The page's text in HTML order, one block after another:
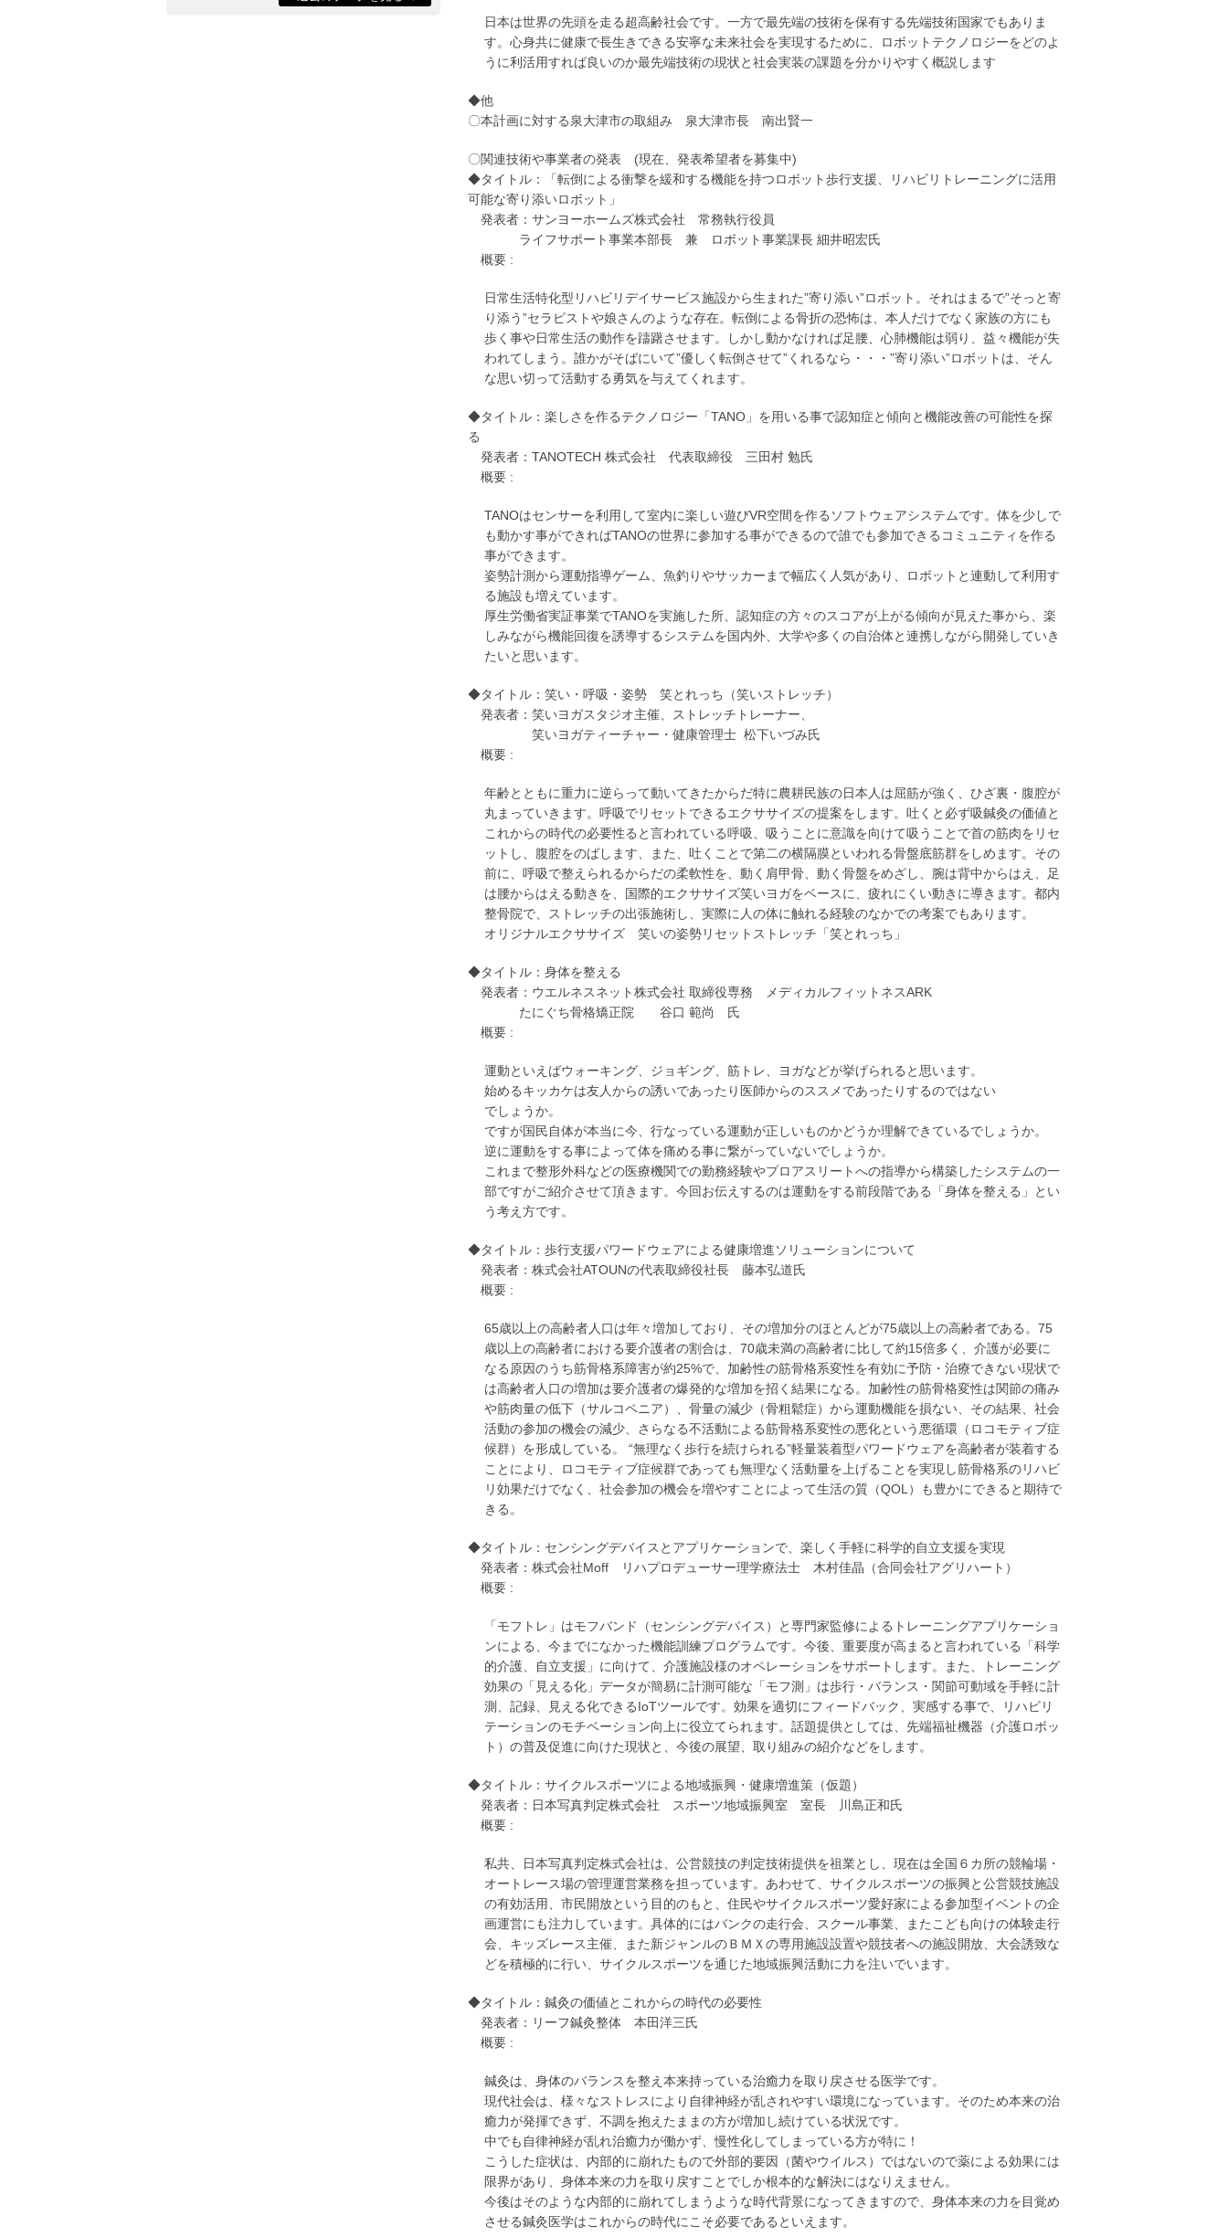
日本は世界の先頭を走る超高齢社会です。一方で最先端の技術を保有する先端技術国家でもありま
す。心身共に健康で長生きできる安寧な未来社会を実現するために、ロボットテクノロジーをどのよ
うに利活用すれば良いのか最先端技術の現状と社会実装の課題を分かりやすく概説します
◆他
〇本計画に対する泉大津市の取組み 泉大津市長 南出賢一
〇関連技術や事業者の発表 (現在、発表希望者を募集中)
◆タイトル：「転倒による衝撃を緩和する機能を持つロボット歩行支援、リハビリトレーニングに活用
可能な寄り添いロボット」
発表者：サンヨーホームズ株式会社 常務執行役員
ライフサポート事業本部長 兼 ロボット事業課長 細井昭宏氏
概要 :
日常生活特化型リハビリデイサービス施設から生まれた”寄り添い”ロボット。それはまるで”そっと寄
り添う”セラピストや娘さんのような存在。転倒による骨折の恐怖は、本人だけでなく家族の方にも
歩く事や日常生活の動作を躊躇させます。しかし動かなければ足腰、心肺機能は弱り、益々機能が失
われてしまう。誰かがそばにいて”優しく転倒させて”くれるなら・・・”寄り添い”ロボットは、そん
な思い切って活動する勇気を与えてくれます。
◆タイトル：楽しさを作るテクノロジー「TANO」を用いる事で認知症と傾向と機能改善の可能性を探
る
発表者：TANOTECH 株式会社 代表取締役 三田村 勉氏
概要 :
TANOはセンサーを利用して室内に楽しい遊びVR空間を作るソフトウェアシステムです。体を少しで
も動かす事ができればTANOの世界に参加する事ができるので誰でも参加できるコミュニティを作る
事ができます。
姿勢計測から運動指導ゲーム、魚釣りやサッカーまで幅広く人気があり、ロボットと連動して利用す
る施設も増えています。
厚生労働省実証事業でTANOを実施した所、認知症の方々のスコアが上がる傾向が見えた事から、楽
しみながら機能回復を誘導するシステムを国内外、大学や多くの自治体と連携しながら開発していき
たいと思います。
◆タイトル：笑い・呼吸・姿勢 笑とれっち（笑いストレッチ）
発表者：笑いヨガスタジオ主催、ストレッチトレーナー、
笑いヨガティーチャー・健康管理士 松下いづみ氏
概要 :
年齢とともに重力に逆らって動いてきたからだ特に農耕民族の日本人は屈筋が強く、ひざ裏・腹腔が
丸まっていきます。呼吸でリセットできるエクササイズの提案をします。吐くと必ず吸鍼灸の価値と
これからの時代の必要性ると言われている呼吸、吸うことに意識を向けて吸うことで首の筋肉をリセ
ットし、腹腔をのばします、また、吐くことで第二の横隔膜といわれる骨盤底筋群をしめます。その
前に、呼吸で整えられるからだの柔軟性を、動く肩甲骨、動く骨盤をめざし、腕は背中からはえ、足
は腰からはえる動きを、国際的エクササイズ笑いヨガをベースに、疲れにくい動きに導きます。都内
整骨院で、ストレッチの出張施術し、実際に人の体に触れる経験のなかでの考案でもあります。
オリジナルエクササイズ 笑いの姿勢リセットストレッチ「笑とれっち」
◆タイトル：身体を整える
発表者：ウエルネスネット株式会社 取締役専務 メディカルフィットネスARK
たにぐち骨格矯正院 谷口 範尚 氏
概要 :
運動といえばウォーキング、ジョギング、筋トレ、ヨガなどが挙げられると思います。
始めるキッカケは友人からの誘いであったり医師からのススメであったりするのではない
でしょうか。
ですが国民自体が本当に今、行なっている運動が正しいものかどうか理解できているでしょうか。
逆に運動をする事によって体を痛める事に繋がっていないでしょうか。
これまで整形外科などの医療機関での勤務経験やプロアスリートへの指導から構築したシステムの一
部ですがご紹介させて頂きます。今回お伝えするのは運動をする前段階である「身体を整える」とい
う考え方です。
◆タイトル：歩行支援パワードウェアによる健康増進ソリューションについて
発表者：株式会社ATOUNの代表取締役社長 藤本弘道氏
概要 :
65歳以上の高齢者人口は年々増加しており、その増加分のほとんどが75歳以上の高齢者である。75
歳以上の高齢者における要介護者の割合は、70歳未満の高齢者に比して約15倍多く、介護が必要に
なる原因のうち筋骨格系障害が約25%で、加齢性の筋骨格系変性を有効に予防・治療できない現状で
は高齢者人口の増加は要介護者の爆発的な増加を招く結果になる。加齢性の筋骨格変性は関節の痛み
や筋肉量の低下（サルコペニア）、骨量の減少（骨粗鬆症）から運動機能を損ない、その結果、社会
活動の参加の機会の減少、さらなる不活動による筋骨格系変性の悪化という悪循環（ロコモティブ症
候群）を形成している。 “無理なく歩行を続けられる”軽量装着型パワードウェアを高齢者が装着する
ことにより、ロコモティブ症候群であっても無理なく活動量を上げることを実現し筋骨格系のリハビ
リ効果だけでなく、社会参加の機会を増やすことによって生活の質（QOL）も豊かにできると期待で
きる。
◆タイトル：センシングデバイスとアプリケーションで、楽しく手軽に科学的自立支援を実現
発表者：株式会社Moff リハプロデューサー理学療法士 木村佳晶（合同会社アグリハート）
概要 :
「モフトレ」はモフバンド（センシングデバイス）と専門家監修によるトレーニングアプリケーショ
ンによる、今までになかった機能訓練プログラムです。今後、重要度が高まると言われている「科学
的介護、自立支援」に向けて、介護施設様のオペレーションをサポートします。また、トレーニング
効果の「見える化」データが簡易に計測可能な「モフ測」は歩行・バランス・関節可動域を手軽に計
測、記録、見える化できるIoTツールです。効果を適切にフィードバック、実感する事で、リハビリ
テーションのモチベーション向上に役立てられます。話題提供としては、先端福祉機器（介護ロボッ
ト）の普及促進に向けた現状と、今後の展望、取り組みの紹介などをします。
◆タイトル：サイクルスポーツによる地域振興・健康増進策（仮題）
発表者：日本写真判定株式会社 スポーツ地域振興室 室長 川島正和氏
概要 :
私共、日本写真判定株式会社は、公営競技の判定技術提供を祖業とし、現在は全国６カ所の競輪場・
オートレース場の管理運営業務を担っています。あわせて、サイクルスポーツの振興と公営競技施設
の有効活用、市民開放という目的のもと、住民やサイクルスポーツ愛好家による参加型イベントの企
画運営にも注力しています。具体的にはバンクの走行会、スクール事業、またこども向けの体験走行
会、キッズレース主催、また新ジャンルのＢＭＸの専用施設設置や競技者への施設開放、大会誘致な
どを積極的に行い、サイクルスポーツを通じた地域振興活動に力を注いでいます。
◆タイトル：鍼灸の価値とこれからの時代の必要性
発表者：リーフ鍼灸整体 本田洋三氏
概要 :
鍼灸は、身体のバランスを整え本来持っている治癒力を取り戻させる医学です。
現代社会は、様々なストレスにより自律神経が乱されやすい環境になっています。そのため本来の治
癒力が発揮できず、不調を抱えたままの方が増加し続けている状況です。
中でも自律神経が乱れ治癒力が働かず、慢性化してしまっている方が特に！
こうした症状は、内部的に崩れたもので外部的要因（菌やウイルス）ではないので薬による効果には
限界があり、身体本来の力を取り戻すことでしか根本的な解決にはなりえません。
今後はそのような内部的に崩れてしまうような時代背景になってきますので、身体本来の力を目覚め
させる鍼灸医学はこれからの時代にこそ必要であるといえます。